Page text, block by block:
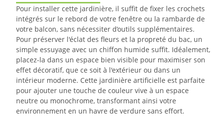
Pour installer cette jardinière, il suffit de fixer les crochets
intégrés sur le rebord de votre fenêtre ou la rambarde de
votre balcon, sans nécessiter d’outils supplémentaires.
Pour préserver l'éclat des fleurs et la propreté du bac, un
simple essuyage avec un chiffon humide suffit. Idéalement,
placez-la dans un espace bien visible pour maximiser son
effet décoratif, que ce soit à l'extérieur ou dans un
intérieur moderne. Cette jardinière artificielle est parfaite
pour ajouter une touche de couleur vive à un espace
neutre ou monochrome, transformant ainsi votre
environnement en un havre de verdure sans effort.